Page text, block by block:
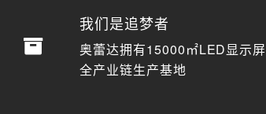
我们是追梦者
奥蕾达拥有15000㎡LED显示屏
全产业链生产基地